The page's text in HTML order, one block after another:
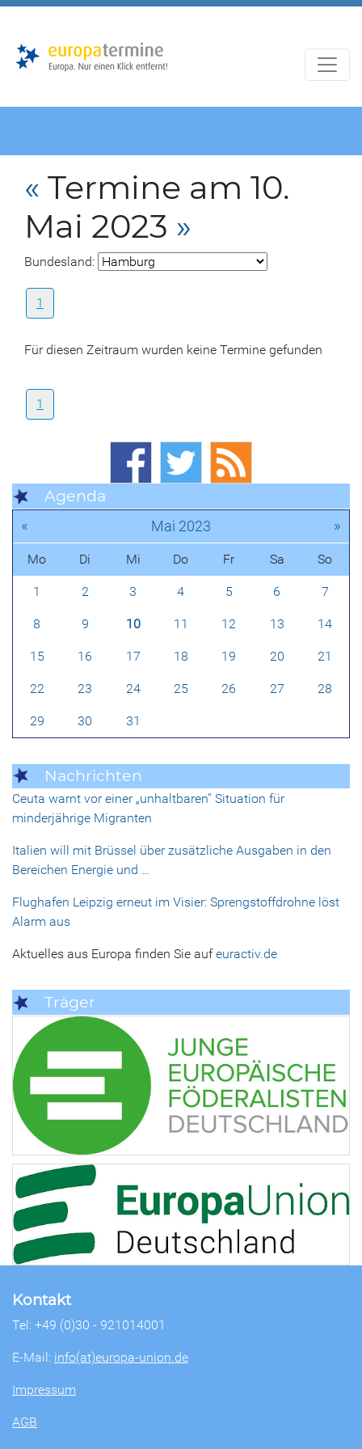
« Termine am 10.
Mai 2023 »
Bundesland:
1
Für diesen Zeitraum wurden keine Termine gefunden
1
Agenda
« Mai 2023 »
Mo Di Mi Do Fr Sa So
1 2 3 4 5 6 7
8 9 10 11 12 13 14
15 16 17 18 19 20 21
22 23 24 25 26 27 28
29 30 31
Nachrichten
Ceuta warnt vor einer „unhaltbaren“ Situation für
minderjährige Migranten
Italien will mit Brüssel über zusätzliche Ausgaben in den
Bereichen Energie und …
Flughafen Leipzig erneut im Visier: Sprengstoffdrohne löst
Alarm aus
Aktuelles aus Europa finden Sie aufeuractiv.de
Träger
Kontakt
Tel: +49 (0)30 - 921014001
E-Mail: info(at)europa-union.de
Impressum
AGB